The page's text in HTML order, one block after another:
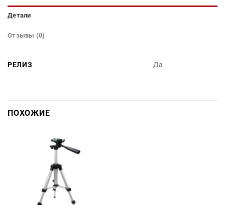
Детали
Отзывы (0)
РЕЛИЗ Да
ПОХОЖИЕ